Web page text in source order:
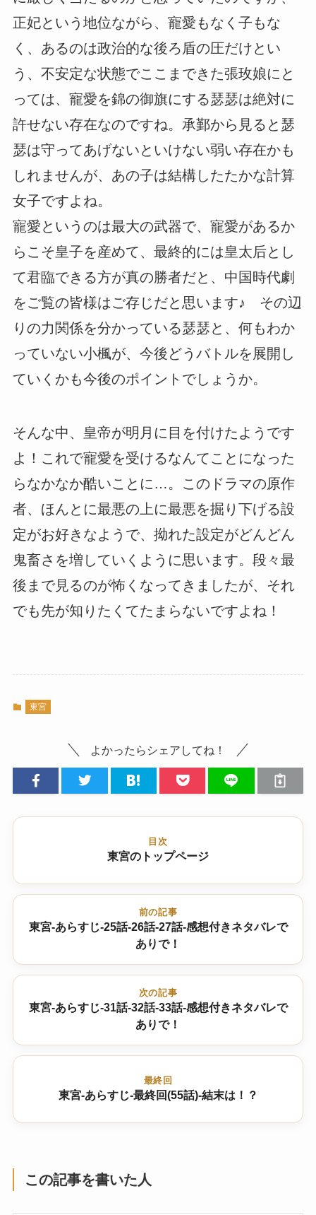
正妃という地位ながら、寵愛もなく子もな
く、あるのは政治的な後ろ盾の圧だけとい
う、不安定な状態でここまできた張玫娘にと
っては、寵愛を錦の御旗にする瑟瑟は絶対に
許せない存在なのですね。承鄞から見ると瑟
瑟は守ってあげないといけない弱い存在かも
しれませんが、あの子は結構したたかな計算
女子ですよね。
寵愛というのは最大の武器で、寵愛があるか
らこそ皇子を産めて、最終的には皇太后とし
て君臨できる方が真の勝者だと、中国時代劇
をご覧の皆様はご存じだと思います♪ その辺
りの力関係を分かっている瑟瑟と、何もわか
っていない小楓が、今後どうバトルを展開し
ていくかも今後のポイントでしょうか。
そんな中、皇帝が明月に目を付けたようです
よ！これで寵愛を受けるなんてことになった
らなかなか酷いことに…。このドラマの原作
者、ほんとに最悪の上に最悪を掘り下げる設
定がお好きなようで、拗れた設定がどんどん
鬼畜さを増していくように思います。段々最
後まで見るのが怖くなってきましたが、それ
でも先が知りたくてたまらないですよね！
東宮
よかったらシェアしてね！
目次
東宮のトップページ
前の記事
東宮-あらすじ-25話-26話-27話-感想付きネタバレで
ありで！
次の記事
東宮-あらすじ-31話-32話-33話-感想付きネタバレで
ありで！
最終回
東宮-あらすじ-最終回(55話)-結末は！？
この記事を書いた人